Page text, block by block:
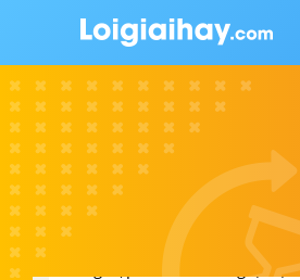
về tác phẩm Người lái đò Sông
Đà
Tổng hợp các cách mở bài, kết
bài cho tác phẩm Người lái đò
Sông Đà
Ai đã đặt tên cho dòng sông -
Hoàng Phủ Ngọc Tường
Tổng hợp các bài văn nghị luận